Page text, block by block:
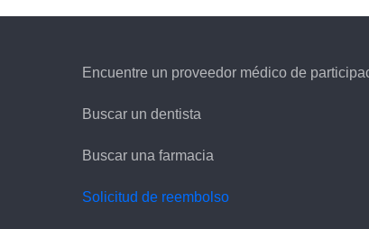
Encuentre un proveedor médico de
Buscar un dentista
Buscar una farmacia
Solicitud de reembolso